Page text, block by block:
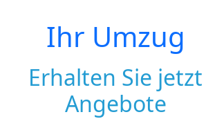
Ihr Umzug
Erhalten Sie jetzt
Angebote